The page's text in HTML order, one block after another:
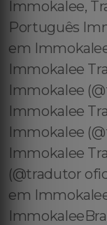
Immokalee,
Português
em
Immokalee
Immokalee
Immokalee
Immokalee
Immokalee
(@tradutor
em